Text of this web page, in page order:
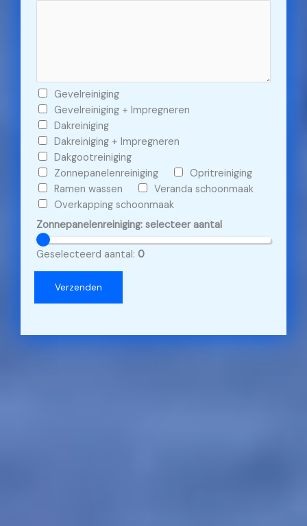
C
h
e
c
k
b
o
x
e
s
Gevelreiniging
Gevelreiniging + Impregneren
Dakreiniging
Dakreiniging + Impregneren
Dakgootreiniging
Zonnepanelenreiniging
Opritreiniging
Ramen wassen
Veranda schoonmaak
Overkapping schoonmaak
Zonnepanelenreiniging: selecteer aantal
Geselecteerd aantal: 0
Verzenden